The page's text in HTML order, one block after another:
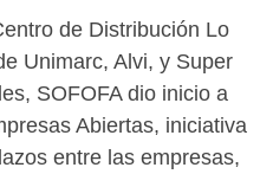
de Distribución Lo
Unimarc, Alvi, y Super
SOFOFA dio inicio a
Abiertas, iniciativa
entre las empresas,